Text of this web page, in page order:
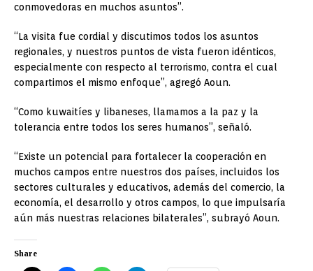
conmovedoras en muchos asuntos”.
“La visita fue cordial y discutimos todos los asuntos
regionales, y nuestros puntos de vista fueron idénticos,
especialmente con respecto al terrorismo, contra el cual
compartimos el mismo enfoque”, agregó Aoun.
“Como kuwaitíes y libaneses, llamamos a la paz y la
tolerancia entre todos los seres humanos”, señaló.
“Existe un potencial para fortalecer la cooperación en
muchos campos entre nuestros dos países, incluidos los
sectores culturales y educativos, además del comercio, la
economía, el desarrollo y otros campos, lo que impulsaría
aún más nuestras relaciones bilaterales”, subrayó Aoun.
Share